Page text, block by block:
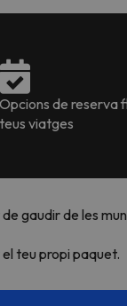
Opcions de reserva
teus viatges
gaudir de les
teu propi paquet.